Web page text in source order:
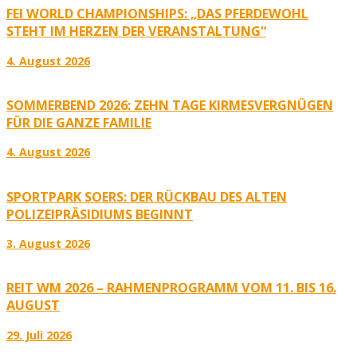
FEI WORLD CHAMPIONSHIPS: „DAS PFERDEWOHL
STEHT IM HERZEN DER VERANSTALTUNG“
4. August 2026
SOMMERBEND 2026: ZEHN TAGE KIRMESVERGNÜGEN
FÜR DIE GANZE FAMILIE
4. August 2026
SPORTPARK SOERS: DER RÜCKBAU DES ALTEN
POLIZEIPRÄSIDIUMS BEGINNT
3. August 2026
REIT WM 2026 – RAHMENPROGRAMM VOM 11. BIS 16.
AUGUST
29. Juli 2026